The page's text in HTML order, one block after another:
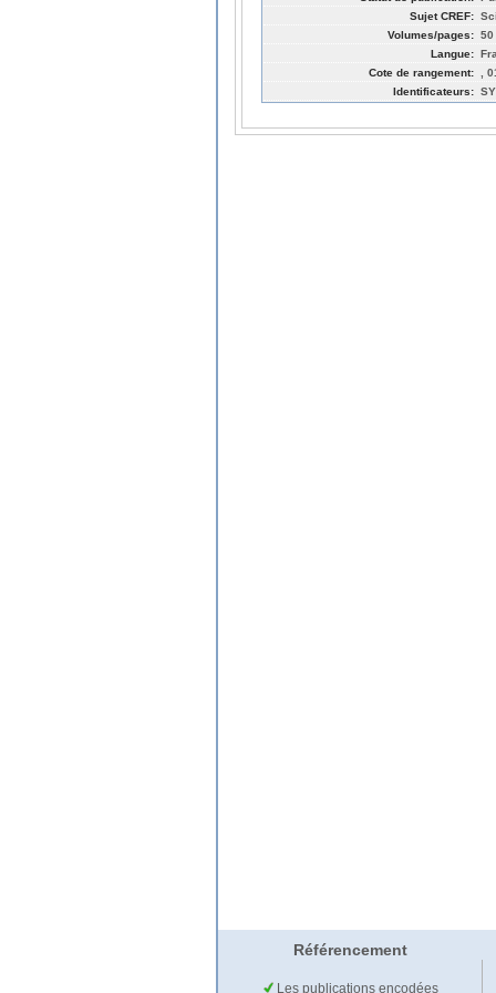
Sujet CREF:
Volumes/pages: 50
Langue:
Cote de rangement:
,
Identificateurs:
Référencement
Les publications encodées